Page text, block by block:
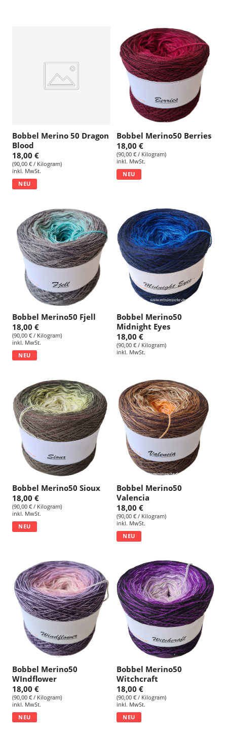
Bobbel Merino 50 Dragon
Blood
18,00 €
(90,00 € / Kilogram)
inkl. MwSt.
NEU
Bobbel Merino50 Berries
18,00 €
(90,00 € / Kilogram)
inkl. MwSt.
NEU
Bobbel Merino50 Fjell
18,00 €
(90,00 € / Kilogram)
inkl. MwSt.
NEU
Bobbel Merino50
Midnight Eyes
18,00 €
(90,00 € / Kilogram)
inkl. MwSt.
Bobbel Merino50 Sioux
18,00 €
(90,00 € / Kilogram)
inkl. MwSt.
NEU
Bobbel Merino50
Valencia
18,00 €
(90,00 € / Kilogram)
inkl. MwSt.
NEU
Bobbel Merino50
WIndflower
18,00 €
(90,00 € / Kilogram)
inkl. MwSt.
NEU
Bobbel Merino50
Witchcraft
18,00 €
(90,00 € / Kilogram)
inkl. MwSt.
NEU